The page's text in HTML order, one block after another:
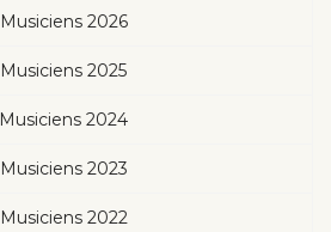
Musiciens 2026
Musiciens 2025
Musiciens 2024
Musiciens 2023
Musiciens 2022